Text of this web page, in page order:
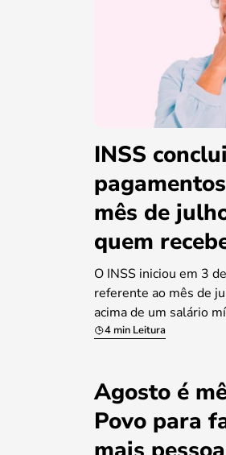
INSS
mês de
quem
O INSS iniciou em 3
referente ao mês de
acima de um salário
4 min Leitura
Agosto é
Povo para